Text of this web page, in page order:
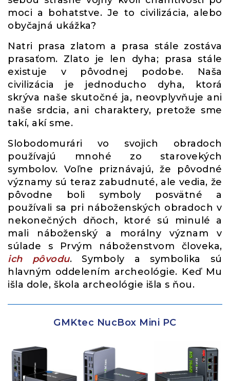
moci a bohatstve. Je to civilizácia, alebo
obyčajná ukážka?
Natri prasa zlatom a prasa stále zostáva
prasaťom. Zlato je len dyha; prasa stále
existuje v pôvodnej podobe. Naša
civilizácia je jednoducho dyha, ktorá
skrýva naše skutočné ja, neovplyvňuje ani
naše srdcia, ani charaktery, pretože sme
takí, akí sme.
Slobodomurári vo svojich obradoch
používajú mnohé zo starovekých
symbolov. Voľne priznávajú, že pôvodné
významy sú teraz zabudnuté, ale vedia, že
pôvodne boli symboly posvätné a
používali sa pri náboženských obradoch v
nekonečných dňoch, ktoré sú minulé a
mali náboženský a morálny význam v
súlade s Prvým náboženstvom človeka,
ich pôvodu. Symboly a symbolika sú
hlavným oddelením archeológie. Keď Mu
išla dole, škola archeológie išla s ňou.
GMKtec NucBox Mini PC